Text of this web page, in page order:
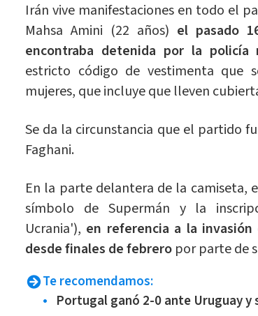
Irán vive manifestaciones en todo el
Mahsa Amini (22 años) el pasado
encontraba detenida por la policía
estricto código de vestimenta que
mujeres, que incluye que lleven
Se da la circunstancia que el partido
Faghani.
En la parte delantera de la camiseta,
símbolo de Supermán y la
Ucrania'), en referencia a la
desde finales de febreropor parte de
Te recomendamos:
Portugal ganó 2-0 ante Uruguay